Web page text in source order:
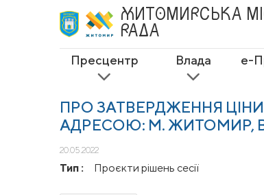
ЖИТОМИРСЬКА
РАДА
Пресцентр Влада е-
ПРО ЗАТВЕРДЖЕННЯ
АДРЕСОЮ: М. ЖИТОМИР,
20.05.2022
Тип : Проєкти рішень сесії